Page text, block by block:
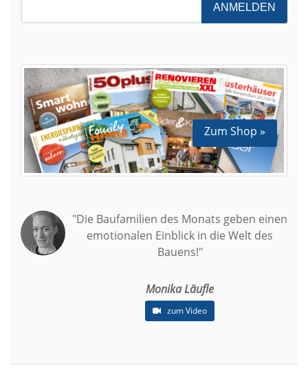
ANMELDEN
Zum Shop »
"Die Baufamilien des Monats geben einen
emotionalen Einblick in die Welt des
Bauens!"
Monika Läufle
zum Video